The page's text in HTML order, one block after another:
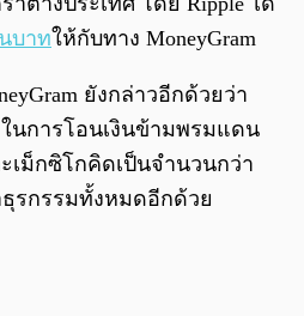
บาทให้กับทาง MoneyGram
ยังกล่าวอีกด้วยว่า
นการโอนเงินข้ามพรมแดน
เม็กซิโกคิดเป็นจำนวนกว่า
รกรรมทั้งหมดอีกด้วย